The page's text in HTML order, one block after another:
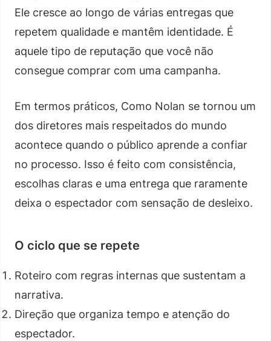
Ele cresce ao longo de várias entregas que
repetem qualidade e mantêm identidade. É
aquele tipo de reputação que você não
consegue comprar com uma campanha.
Em termos práticos, Como Nolan se tornou um
dos diretores mais respeitados do mundo
acontece quando o público aprende a confiar
no processo. Isso é feito com consistência,
escolhas claras e uma entrega que raramente
deixa o espectador com sensação de desleixo.
O ciclo que se repete
Roteiro com regras internas que sustentam a
narrativa.
Direção que organiza tempo e atenção do
espectador.